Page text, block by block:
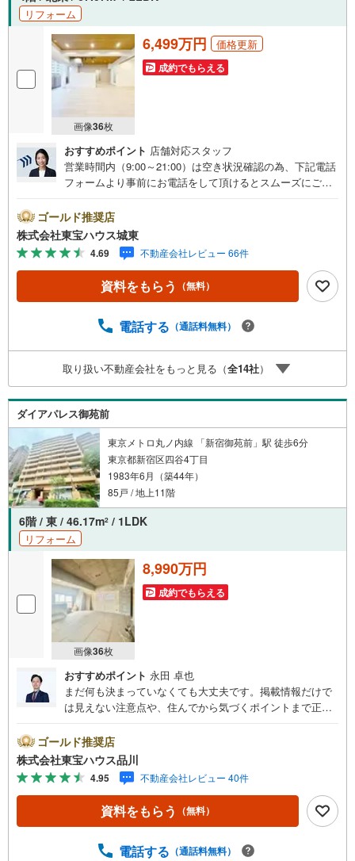
リフォーム
画像36枚
6,499万円 価格更新
成約でもらえる
おすすめポイント 店舗対応スタッフ
営業時間内（9:00～21:00）は空き状況確認の為、下記電話
フォームより事前にお電話をして頂けるとスムーズにご案
カレンダーの作成▽ご購入後もお客様の人生のパートナー
として暮らしの「安心」を守り続けます。【Yahoo！ 不動
産キャンペーン対象店舗】当店で物件を成約するとPayPay
ボーナスライトがもらえる「Yahoo！ 不動産 物件ご成約キ
ャンペーン」の対象になります。「資料をもらう」「見学
予約をする」ボタンからお問い合わせください。※必ずYah
スライトは出金と譲渡はできません。ご案内・詳細な資料
時受け付けております！■頭金0円からのご購入可能です■
（諸費用もOK）お気軽にお問い合わせください。
ゴールド推奨店
株式会社東宝ハウス城東
4.69 不動産会社レビュー 66件
資料をもらう （無料）
電話する （通話料無料）
取り扱い不動産会社をもっと見る（全14社）
ダイアパレス御苑前
東京メトロ丸ノ内線 「新宿御苑前」駅 徒歩6分
東京都新宿区四谷4丁目
1983年6月（築44年）
85戸 / 地上11階
6階 / 東 / 46.17m2 / 1LDK
リフォーム
画像36枚
8,990万円
成約でもらえる
おすすめポイント 永田 卓也
まだ何も決まっていなくても大丈夫です。掲載情報だけで
は見えない注意点や、住んでから気づくポイントまで正直
とも包み隠さずお伝えし、「納得して選ぶ」ためのサポー
トを大切にしています。現地でしか分からないリアルな情
報も含めて、一緒に後悔しない住まい探しを進めていきま
しょう。まずはお気軽にご相談ください。【Yahoo！ 不動
産キャンペーン対象店舗】当店で物件を成約するとPayPay
ボーナスライトがもらえる「Yahoo！ 不動産 物件ご成約キ
予約をする」ボタンからお問い合わせください。※必ずYah
ゴールド推奨店
株式会社東宝ハウス品川
4.95 不動産会社レビュー 40件
資料をもらう （無料）
電話する （通話料無料）